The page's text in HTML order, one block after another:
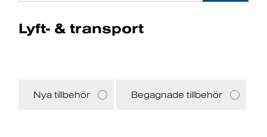
Lyft- & transport
Nya tillbehör Begagnade tillbehör